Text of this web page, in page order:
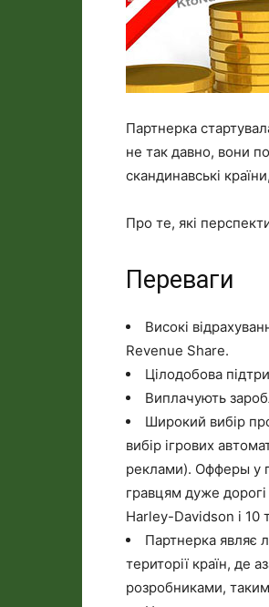
Партнерка
не так давно, вони
скандинавські
Про те, які
Переваги
Високі
Revenue Share.
Цілодобова
Виплачують
Широкий вибір
вибір ігрових
реклами). Офферы у
гравцям дуже
Harley-Davidson і 10
Партнерка являє
території країн, де
розробниками,